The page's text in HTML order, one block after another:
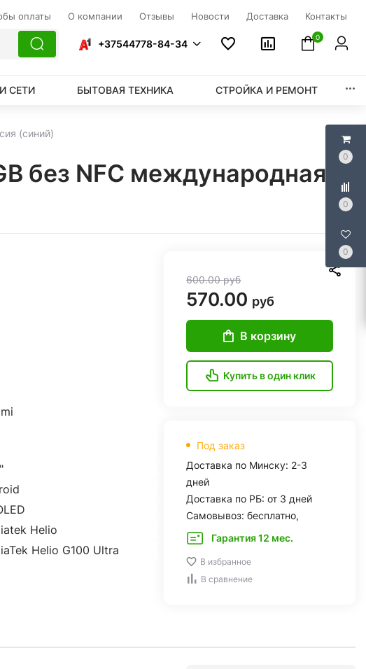
0
0
0
оплаты О компании Отзывы Новости Доставка Контакты
+37544778-84-34
0
СЕТИ БЫТОВАЯ ТЕХНИКА СТРОЙКА И РЕМОНТ
(синий)
без NFC международная
Helio
Helio G100 Ultra
600.00руб
570.00 руб
В корзину
Купить в один клик
Под заказ
Доставка по Минску: 2-3
дней
Доставка по РБ: от 3 дней
Самовывоз: бесплатно,
Гарантия 12 мес.
В избранное
В сравнение